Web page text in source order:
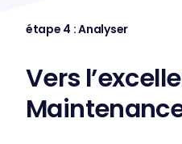
étape 4 : Analyser
Vers